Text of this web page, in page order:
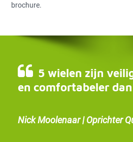
brochure.
5 wielen zijn
en comfortabeler
Nick Moolenaar | Oprichter